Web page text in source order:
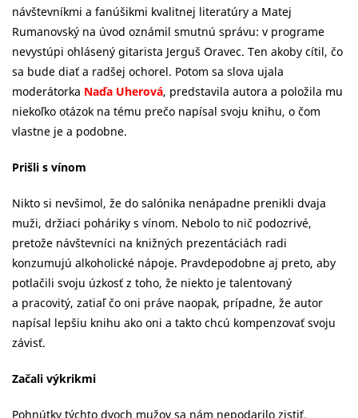
návštevníkmi a fanúšikmi kvalitnej literatúry a Matej
Rumanovský na úvod oznámil smutnú správu: v programe
nevystúpi ohlásený gitarista Jerguš Oravec. Ten akoby cítil, čo
sa bude diať a radšej ochorel. Potom sa slova ujala
moderátorka Naďa Uherová, predstavila autora a položila mu
niekoľko otázok na tému prečo napísal svoju knihu, o čom
vlastne je a podobne.
Prišli s vínom
Nikto si nevšimol, že do salónika nenápadne prenikli dvaja
muži, držiaci poháriky s vínom. Nebolo to nič podozrivé,
pretože návštevníci na knižných prezentáciách radi
konzumujú alkoholické nápoje. Pravdepodobne aj preto, aby
potlačili svoju úzkosť z toho, že niekto je talentovaný
a pracovitý, zatiaľ čo oni práve naopak, prípadne, že autor
napísal lepšiu knihu ako oni a takto chcú kompenzovať svoju
závisť.
Začali výkrikmi
Pohnútky týchto dvoch mužov sa nám nepodarilo zistiť,